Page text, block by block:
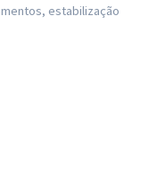
estabilização